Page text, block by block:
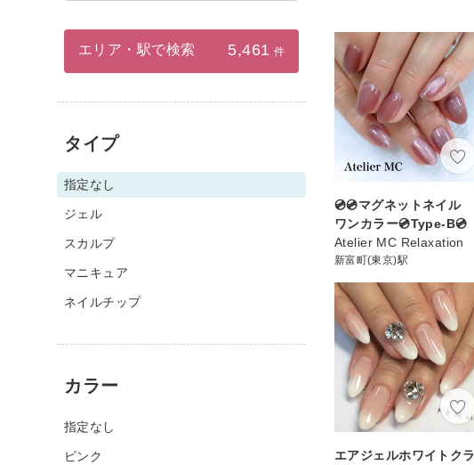
💿💿マグネットネイル
ワンカラー💿Type-B💿
Atelier MC Relaxation
新富町(東京)駅
エアジェルホワイトクラ
エリア・駅で検索 5,461 件
タイプ
指定なし
ジェル
スカルプ
マニキュア
ネイルチップ
カラー
指定なし
ピンク